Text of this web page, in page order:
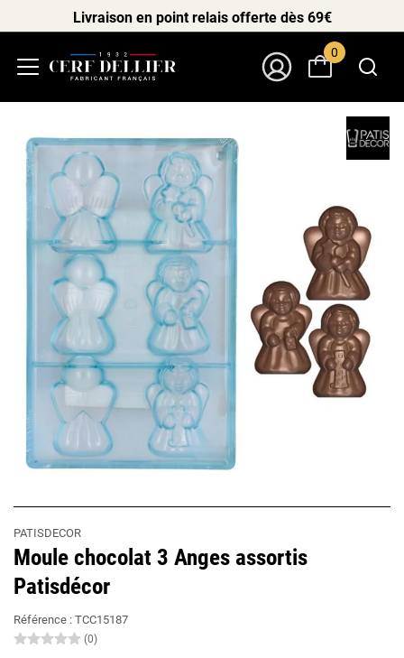
Livraison en point relais offerte dès 69€
0
PATISDECOR
Moule chocolat 3 Anges assortis
Patisdécor
Référence : TCC15187
(0)